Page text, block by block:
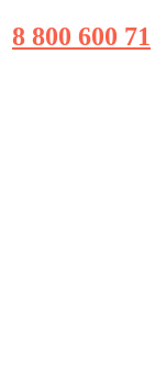
8 800 600 71